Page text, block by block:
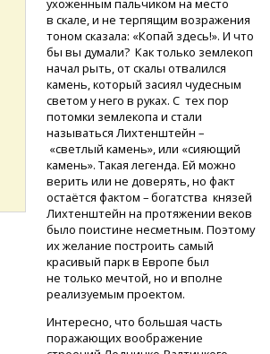
ухоженным пальчиком на место
в скале, и не терпящим возражения
тоном сказала: «Копай здесь!». И что
бы вы думали? Как только землекоп
начал рыть, от скалы отвалился
камень, который засиял чудесным
светом у него в руках. С тех пор
потомки землекопа и стали
называться Лихтенштейн –
«светлый камень», или «сияющий
камень». Такая легенда. Ей можно
верить или не доверять, но факт
остаётся фактом – богатства князей
Лихтенштейн на протяжении веков
было поистине несметным. Поэтому
их желание построить самый
красивый парк в Европе был
не только мечтой, но и вполне
реализуемым проектом.
Интересно, что большая часть
поражающих воображение